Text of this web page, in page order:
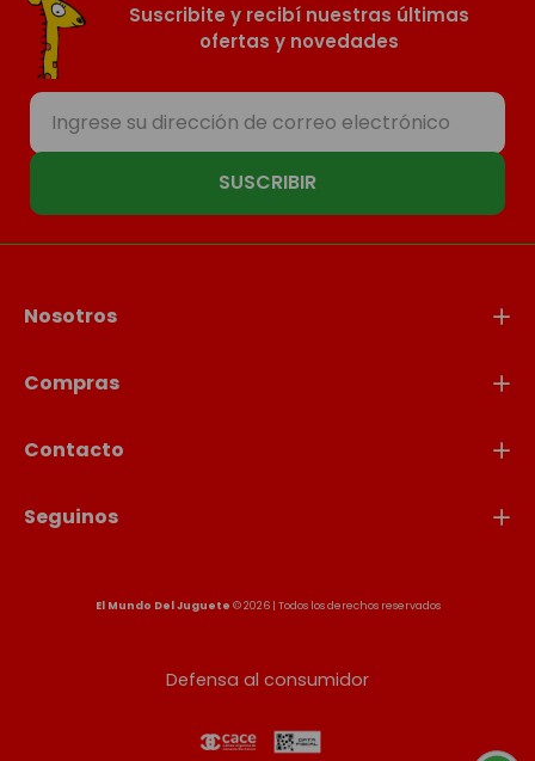
Suscribite y recibí nuestras últimas
ofertas y novedades
SUSCRIBIR
Nosotros
Compras
Contacto
Seguinos
El Mundo Del Juguete © 2026 | Todos los derechos reservados
Defensa al consumidor